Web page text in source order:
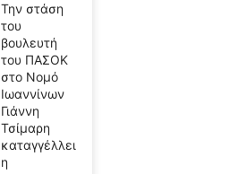
Την στάση
του
βουλευτή
του ΠΑΣΟΚ
στο Νομό
Ιωαννίνων
Γιάννη
Τσίμαρη
καταγγέλλει
η